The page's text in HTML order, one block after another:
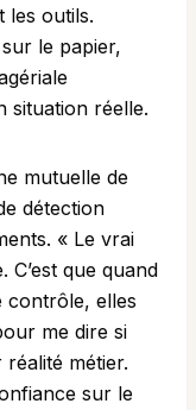
les outils.
le papier,
situation réelle.
mutuelle de
détection
« Le vrai
C’est que quand
contrôle, elles
me dire si
métier.
sur le